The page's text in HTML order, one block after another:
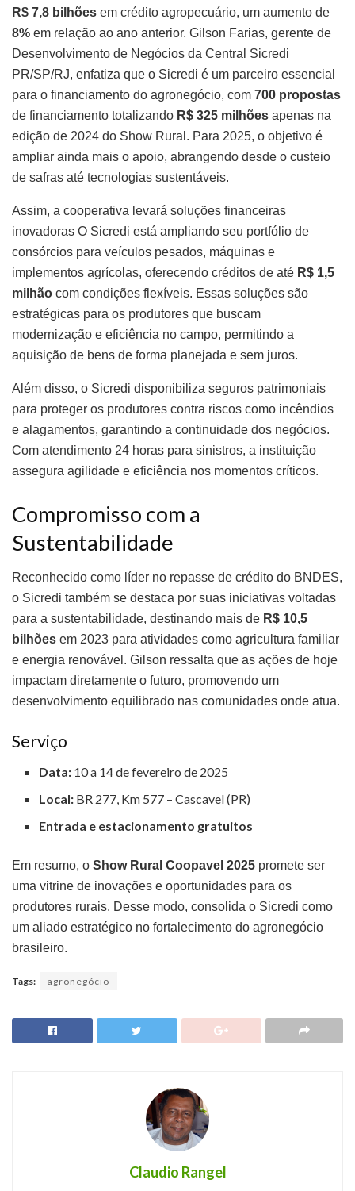
R$ 7,8 bilhões em crédito agropecuário, um aumento de
8% em relação ao ano anterior. Gilson Farias, gerente de
Desenvolvimento de Negócios da Central Sicredi
PR/SP/RJ, enfatiza que o Sicredi é um parceiro essencial
para o financiamento do agronegócio, com 700 propostas
de financiamento totalizando R$ 325 milhões apenas na
edição de 2024 do Show Rural. Para 2025, o objetivo é
ampliar ainda mais o apoio, abrangendo desde o custeio
de safras até tecnologias sustentáveis.
Assim, a cooperativa levará soluções financeiras
inovadoras O Sicredi está ampliando seu portfólio de
consórcios para veículos pesados, máquinas e
implementos agrícolas, oferecendo créditos de até R$ 1,5
milhão com condições flexíveis. Essas soluções são
estratégicas para os produtores que buscam
modernização e eficiência no campo, permitindo a
aquisição de bens de forma planejada e sem juros.
Além disso, o Sicredi disponibiliza seguros patrimoniais
para proteger os produtores contra riscos como incêndios
e alagamentos, garantindo a continuidade dos negócios.
Com atendimento 24 horas para sinistros, a instituição
assegura agilidade e eficiência nos momentos críticos.
Compromisso com a
Sustentabilidade
Reconhecido como líder no repasse de crédito do BNDES,
o Sicredi também se destaca por suas iniciativas voltadas
para a sustentabilidade, destinando mais de R$ 10,5
bilhões em 2023 para atividades como agricultura familiar
e energia renovável. Gilson ressalta que as ações de hoje
impactam diretamente o futuro, promovendo um
desenvolvimento equilibrado nas comunidades onde atua.
Serviço
Data: 10 a 14 de fevereiro de 2025
Local: BR 277, Km 577 – Cascavel (PR)
Entrada e estacionamento gratuitos
Em resumo, o Show Rural Coopavel 2025 promete ser
uma vitrine de inovações e oportunidades para os
produtores rurais. Desse modo, consolida o Sicredi como
um aliado estratégico no fortalecimento do agronegócio
brasileiro.
Tags: agronegócio
Claudio Rangel